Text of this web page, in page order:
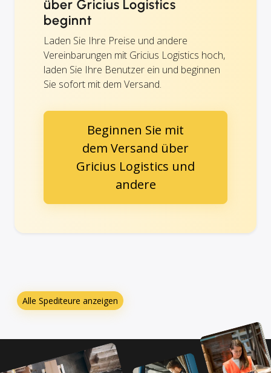
über Gricius Logistics
beginnt
Laden Sie Ihre Preise und andere
Vereinbarungen mit Gricius Logistics hoch,
laden Sie Ihre Benutzer ein und beginnen
Sie sofort mit dem Versand.
Beginnen Sie mit
dem Versand über
Gricius Logistics und
andere
Alle Spediteure anzeigen